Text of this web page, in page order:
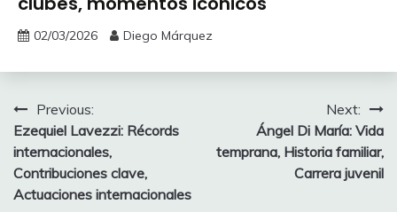
02/03/2026 Diego Márquez
Post
navigation
Previous:
Ezequiel Lavezzi: Récords
internacionales,
Contribuciones clave,
Actuaciones internacionales
Next:
Ángel Di María: Vida
temprana, Historia familiar,
Carrera juvenil